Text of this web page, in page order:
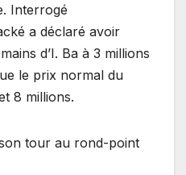
Interrogé
a déclaré avoir
d’I. Ba à 3 millions
le prix normal du
8 millions.
tour au rond-point